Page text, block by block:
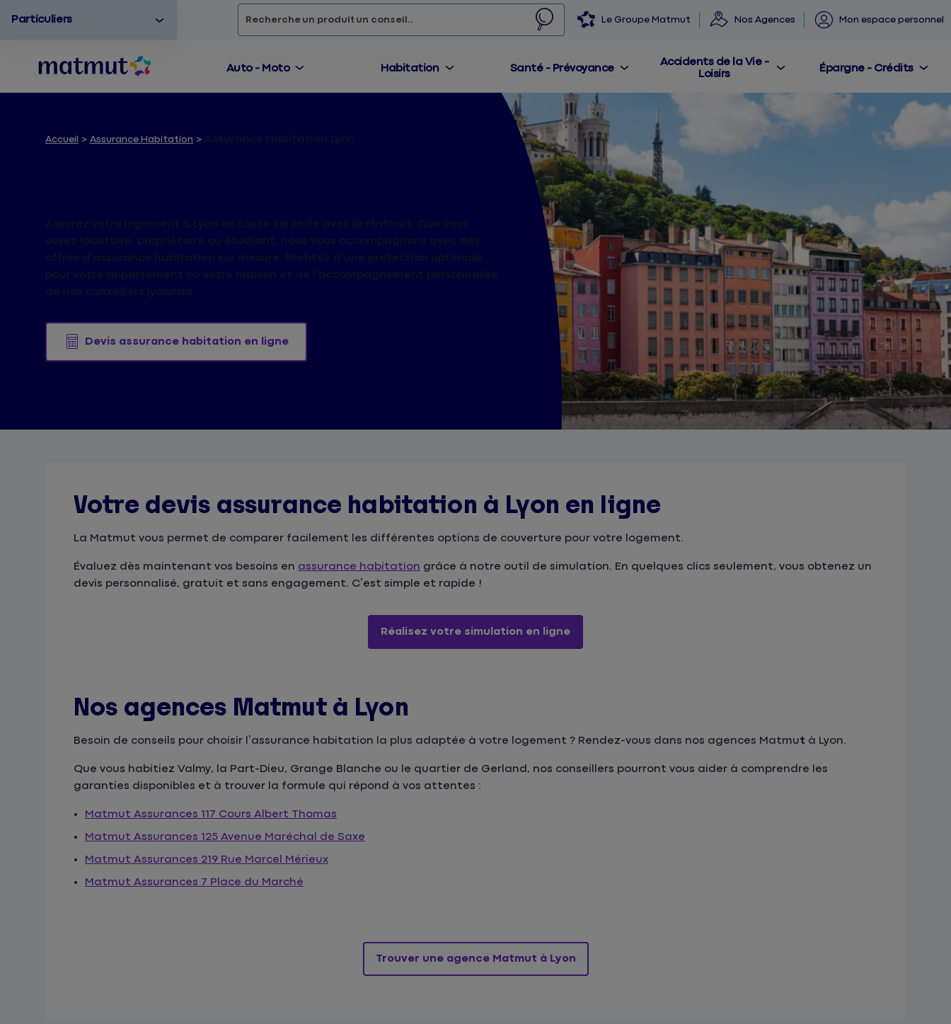
Particuliers Rechercherun produit,un conseil... Le Groupe Matmut Nos Agences Mon espace personnel
Auto - Moto Habitation Santé - Prévoyance
Accidents de la Vie -
Loisirs
Épargne - Crédits
Accueil Assurance Habitation Assurance Habitation Lyon
Assurez votre logement à Lyon en toute sérénité avec la Matmut. Que vous
soyez locataire, propriétaire ou étudiant, nous vous accompagnons avec des
offres d’assurance habitation sur mesure. Profitez d’une protection optimale
pour votre appartement ou votre maison et de l’accompagnement personnalisé
de nos conseillers lyonnais.
Devis assurance habitation en ligne
Votre devis assurance habitation à Lyon en ligne
La Matmut vous permet de comparer facilement les différentes options de couverture pour votre logement.
Évaluez dès maintenant vos besoins en assurance habitation grâce à notre outil de simulation. En quelques clics seulement, vous obtenez un
devis personnalisé, gratuit et sans engagement. C’est simple et rapide !
Réalisez votre simulation en ligne
Nos agences Matmut à Lyon
Besoin de conseils pour choisir l’assurance habitation la plus adaptée à votre logement ? Rendez-vous dans nos agences Matmut à Lyon.
Que vous habitiez Valmy, la Part-Dieu, Grange Blanche ou le quartier de Gerland, nos conseillers pourront vous aider à comprendre les
garanties disponibles et à trouver la formule qui répond à vos attentes :
Matmut Assurances 117 Cours Albert Thomas
Matmut Assurances 125 Avenue Maréchal de Saxe
Matmut Assurances 219 Rue Marcel Mérieux
Matmut Assurances 7 Place du Marché
Trouver une agence Matmut à Lyon